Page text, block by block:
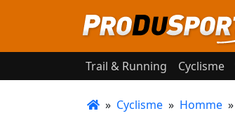
Trail & Running Cyclisme
» Cyclisme » Homme »